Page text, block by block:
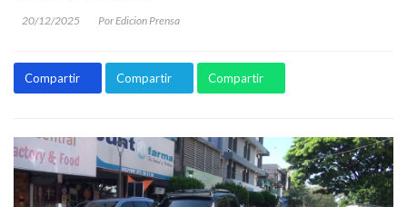
20/12/2025 Por Edicion Prensa
Compartir Compartir Compartir